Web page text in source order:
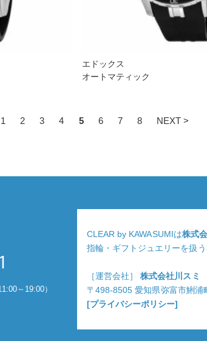
エドックス
オートマティック
1 2 3 4 5 6 7 8 NEXT >
～19:00）
CLEAR by KAWASUMIは株式
指輪・ギフトジュエリーを扱う
［運営会社］株式会社川スミ
〒498-8505 愛知県弥富市鯏浦
[プライバシーポリシー]